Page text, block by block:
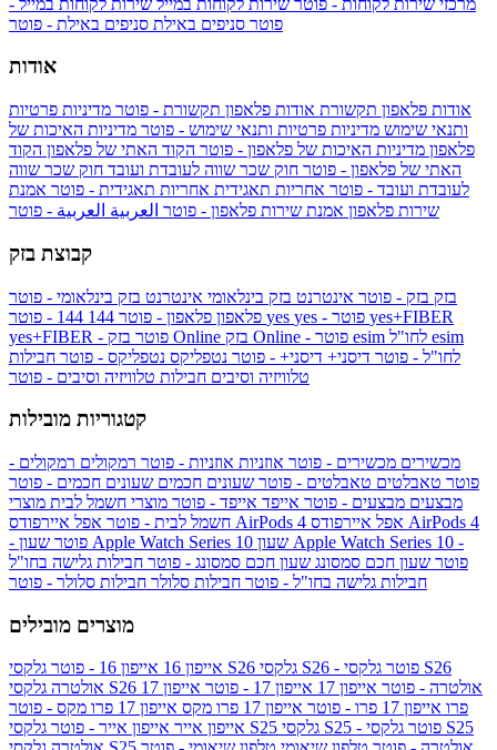
פוטר סניפים באילת סניפים באילת - פוטר
אודות
אודות פלאפון תקשורת אודות פלאפון תקשורת - פוטר מדיניות פרטיות
ותנאי שימוש מדיניות פרטיות ותנאי שימוש - פוטר מדיניות האיכות של
פלאפון מדיניות האיכות של פלאפון - פוטר הקוד האתי של פלאפון הקוד
האתי של פלאפון - פוטר חוק שכר שווה לעובדת ועובד חוק שכר שווה
לעובדת ועובד - פוטר אחריות תאגידית אחריות תאגידית - פוטר אמנת
שירות פלאפון אמנת שירות פלאפון - פוטר العربية العربية - פוטר
קבוצת בזק
בזק בזק - פוטר אינטרנט בזק בינלאומי אינטרנט בזק בינלאומי - פוטר
פלאפון פלאפון - פוטר 144 yes
yes+FIBER
yes+FIBER - פוטר בזק Online
esim
לחו"ל - פוטר דיסני+ דיסני+ - פוטר נטפליקס נטפליקס - פוטר חבילות
טלוויזיה וסיבים חבילות טלוויזיה וסיבים - פוטר
קטגוריות מובילות
מכשירים מכשירים - פוטר אוזניות אוזניות - פוטר רמקולים רמקולים -
פוטר טאבלטים טאבלטים - פוטר שעונים חכמים שעונים חכמים - פוטר
מבצעים מבצעים - פוטר אייפד אייפד - פוטר מוצרי חשמל לבית מוצרי
חשמל לבית - פוטר אפל איירפודס AirPods 4 אפל איירפודס AirPods 4
- פוטר שעון Apple Watch Series 10 שעון Apple Watch Series 10 -
פוטר שעון חכם סמסונג שעון חכם סמסונג - פוטר חבילות גלישה בחו"ל
חבילות גלישה בחו"ל - פוטר חבילות סלולר חבילות סלולר - פוטר
מוצרים מובילים
אייפון 16 אייפון 16 - פוטר גלקסי S26 גלקסי S26 - פוטר גלקסי S26
אולטרה
גלקסי S26 אולטרה - פוטר אייפון 17 אייפון 17 - פוטר
אייפון 17
פרו אייפון 17 פרו - פוטר אייפון 17 פרו מקס
אייפון 17 פרו מקס - פוטר
אייפון אייר אייפון אייר - פוטר גלקסי S25 גלקסי S25 - פוטר גלקסי S25